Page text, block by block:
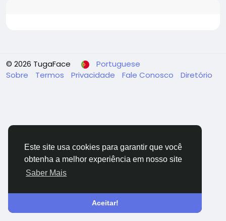
Este site usa cookies para garantir que você
obtenha a melhor experiência em nosso site
Saber Mais
Aceitar!
76
© 2026 TugaFace
Portuguese
Sobre
Termos Privacidade Fale Conosco Diretório